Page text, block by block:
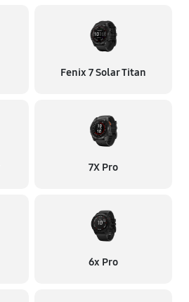
Fenix 7 Solar Titan
7X Pro
6x Pro